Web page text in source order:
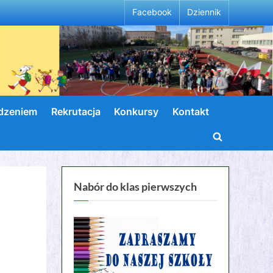
Facebook Dziennik
Rekrutacja Konkursy Kontakt
Toggle
search
Nabór do klas pierwszych